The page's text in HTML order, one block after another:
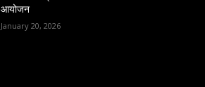
आयोजन
January 20, 2026